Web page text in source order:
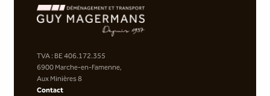
TVA : BE 406.172.355
6900 Marche-en-Famenne,
Aux Minières 8
Contact